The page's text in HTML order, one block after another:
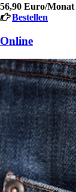
56,90 Euro/Monat
Bestellen
Online